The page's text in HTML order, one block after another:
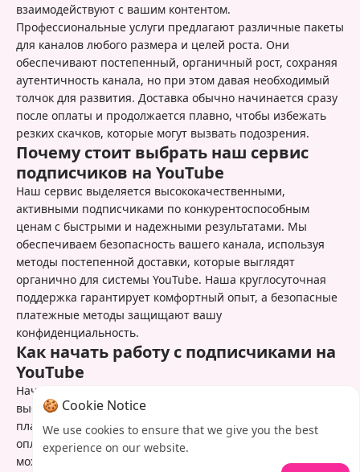
взаимодействуют с вашим контентом.
Профессиональные услуги предлагают различные пакеты
для каналов любого размера и целей роста. Они
обеспечивают постепенный, органичный рост, сохраняя
аутентичность канала, но при этом давая необходимый
толчок для развития. Доставка обычно начинается сразу
после оплаты и продолжается плавно, чтобы избежать
резких скачков, которые могут вызвать подозрения.
Почему стоит выбрать наш сервис
подписчиков на YouTube
Наш сервис выделяется высококачественными,
активными подписчиками по конкурентоспособным
ценам с быстрыми и надежными результатами. Мы
обеспечиваем безопасность вашего канала, используя
методы постепенной доставки, которые выглядят
органично для системы YouTube. Наша круглосуточная
поддержка гарантирует комфортный опыт, а безопасные
платежные методы защищают вашу
конфиденциальность.
Как начать работу с подписчиками на
YouTube
Начните развивать свой канал на YouTube сегодня,
выбрав подходящий пакет подписчиков на нашей
платформе. После указания данных канала и завершения
оплаты система сразу запускает процесс доставки. Вы
можете отслеживать прогресс в реальном времени и
🍪 Cookie Notice
We use cookies to ensure that we give you the best
experience on our website.